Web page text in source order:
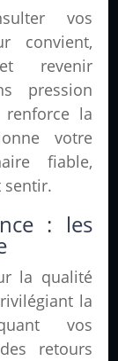
vos
convient,
revenir
pression
renforce la
votre
fiable,
sentir.
: les
la qualité
la
vos
retours